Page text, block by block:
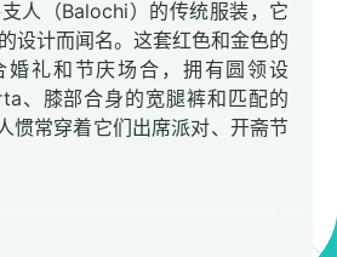
人（Balochi）的传统服装，它
设计而闻名。这套红色和金色的
婚礼和节庆场合，拥有圆领设
、膝部合身的宽腿裤和匹配的
惯常穿着它们出席派对、开斋节